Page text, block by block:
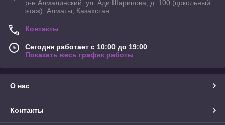
р-н Алмалинский, ул. Ади Шарипова, д. 100 (цокольный
этаж), Алматы, Казахстан
Контакты
Сегодня работает с 10:00 до 19:00
Показать весь график работы
О нас
Контакты